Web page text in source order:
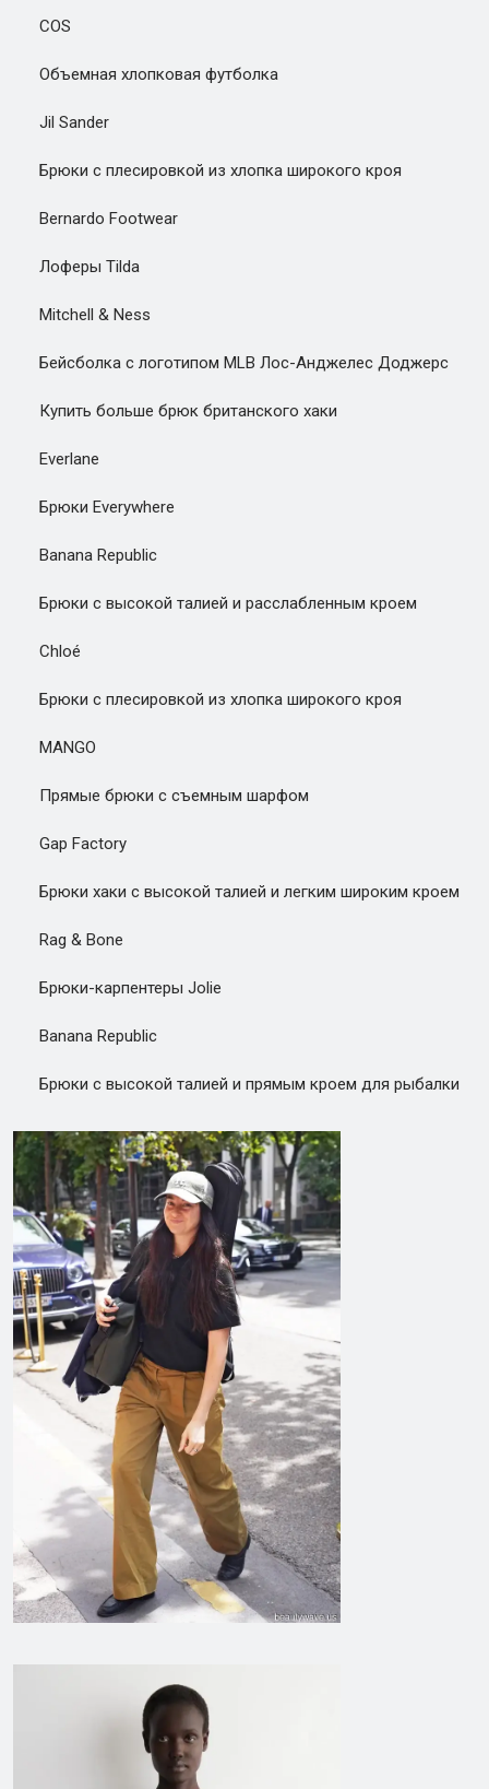
COS
Объемная хлопковая футболка
Jil Sander
Брюки с плесировкой из хлопка широкого кроя
Bernardo Footwear
Лоферы Tilda
Mitchell & Ness
Бейсболка с логотипом MLB Лос-Анджелес Доджерс
Купить больше брюк британского хаки
Everlane
Брюки Everywhere
Banana Republic
Брюки с высокой талией и расслабленным кроем
Chloé
Брюки с плесировкой из хлопка широкого кроя
MANGO
Прямые брюки с съемным шарфом
Gap Factory
Брюки хаки с высокой талией и легким широким кроем
Rag & Bone
Брюки-карпентеры Jolie
Banana Republic
Брюки с высокой талией и прямым кроем для рыбалки